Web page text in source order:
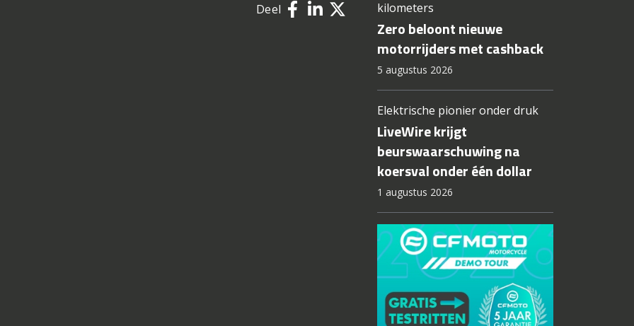
Deel
kilometers
Zero beloont nieuwe
motorrijders met cashback
5 augustus 2026
Elektrische pionier onder druk
LiveWire krijgt
beurswaarschuwing na
koersval onder één dollar
1 augustus 2026